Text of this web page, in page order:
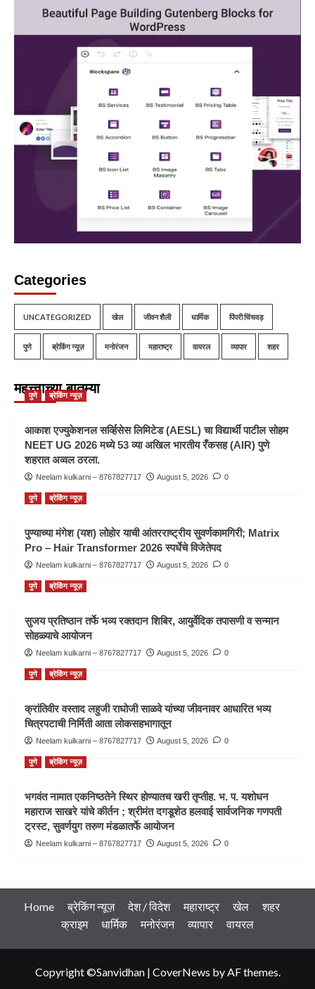
Categories
UNCATEGORIZED खेल जीवन शैली धार्मिक पिंपरी चिंचवड़
पुणे ब्रेकिंग न्यूज़ मनोरंजन महाराष्ट्र वायरल व्यापार शहर
महत्त्वाच्या बातम्या
पुणे ब्रेकिंग न्यूज़
आकाश एज्युकेशनल सर्व्हिसेस लिमिटेड (AESL) चा विद्यार्थी पाटील सोहम
NEET UG 2026 मध्ये 53 व्या अखिल भारतीय रँकसह (AIR) पुणे
शहरात अव्वल ठरला.
Neelam kulkarni – 8767827717 August 5, 2026 0
पुणे ब्रेकिंग न्यूज़
पुण्याच्या मंगेश (यश) लोहोर याची आंतरराष्ट्रीय सुवर्णकामगिरी; Matrix
Pro – Hair Transformer 2026 स्पर्धेचे विजेतेपद
Neelam kulkarni – 8767827717 August 5, 2026 0
पुणे ब्रेकिंग न्यूज़
सुजय प्रतिष्ठान तर्फे भव्य रक्तदान शिबिर, आयुर्वेदिक तपासणी व सन्मान
सोहळ्याचे आयोजन
Neelam kulkarni – 8767827717 August 5, 2026 0
पुणे ब्रेकिंग न्यूज़
क्रांतिवीर वस्ताद लहुजी राघोजी साळवे यांच्या जीवनावर आधारित भव्य
चित्रपटाची निर्मिती आता लोकसहभागातून
Neelam kulkarni – 8767827717 August 5, 2026 0
पुणे ब्रेकिंग न्यूज़
भगवंत नामात एकनिष्ठतेने स्थिर होण्यातच खरी तृप्तीह. भ. प. यशोधन
महाराज साखरे यांचे कीर्तन ; श्रीमंत दगडूशेठ हलवाई सार्वजनिक गणपती
ट्रस्ट, सुवर्णयुग तरुण मंडळातर्फे आयोजन
Neelam kulkarni – 8767827717 August 5, 2026 0
Home ब्रेकिंग न्यूज़ देश / विदेश महाराष्ट्र खेल
शहर
क्राइम
धार्मिक मनोरंजन व्यापार वायरल
Copyright ©Sanvidhan | CoverNews by AF themes.